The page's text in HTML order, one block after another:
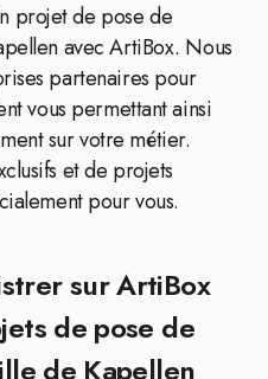
projet de pose de
avec ArtiBox. Nous
partenaires pour
vous permettant ainsi
sur votre métier.
et de projets
pour vous.
sur ArtiBox
de pose de
de Kapellen